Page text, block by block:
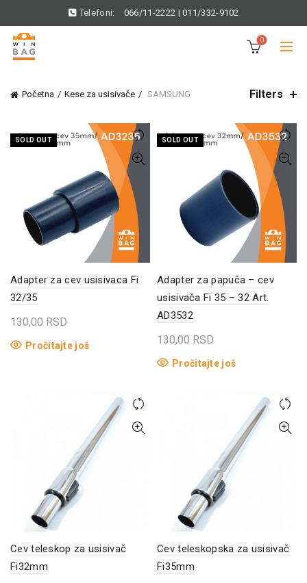
Telefoni: 066/11-2222 |011/332-9102
0
Početna Kese za usisivače SAMSUNG Filters
SOLD OUT
Adapter za cev usisivaca Fi
32/35
130,00 RSD
Pročitajte još
SOLD OUT
Adapter za papuča – cev
usisivača Fi 35 – 32 Art.
AD3532
130,00 RSD
Pročitajte još
Cev teleskop za usisivač
Fi32mm
Cev teleskopska za usisivač
Fi35mm